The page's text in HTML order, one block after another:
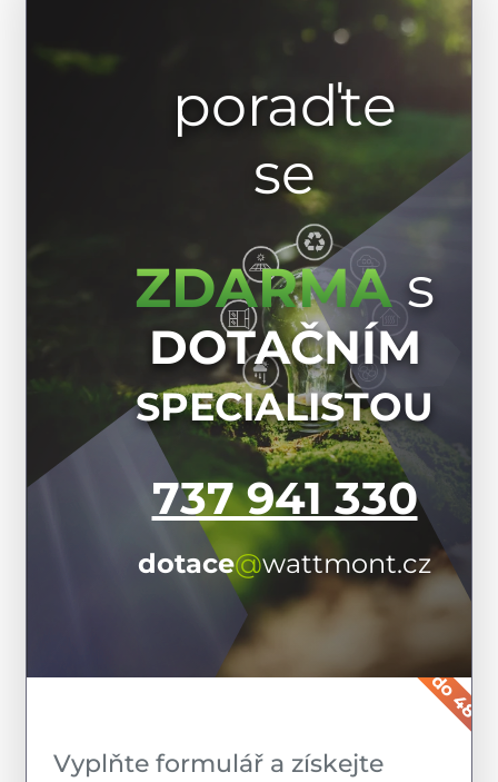
poraďte
se
ZDARMAs
DOTAČNÍM
SPECIALISTOU
737 941 330
dotace@wattmont.cz
do 48
Vyplňte formulář a získejte